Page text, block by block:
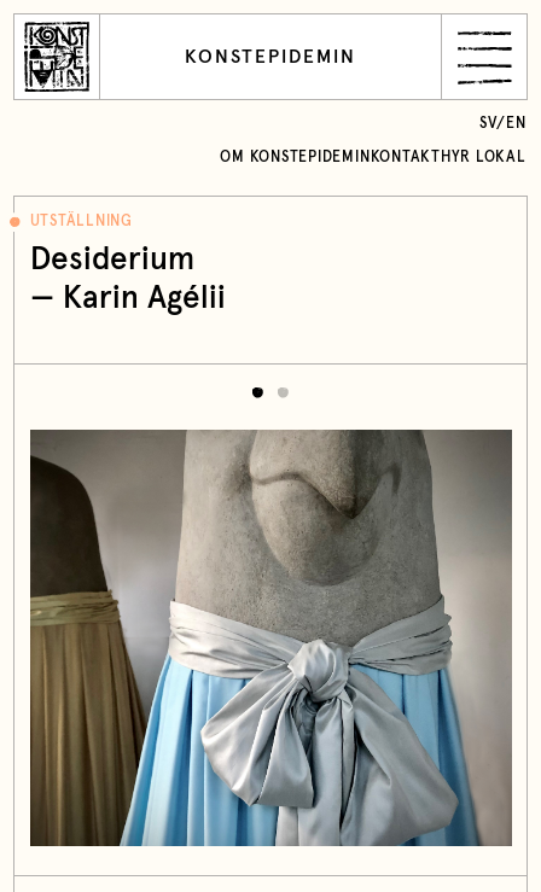
KONSTEPIDEMIN
OM KONSTEPIDEMIN KONTAKT HYR LOKAL
SV/ EN
UTSTÄLLNING
Desiderium
— Karin Agélii